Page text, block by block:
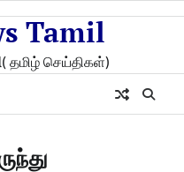
Tamil
தமிழ் செய்திகள்)